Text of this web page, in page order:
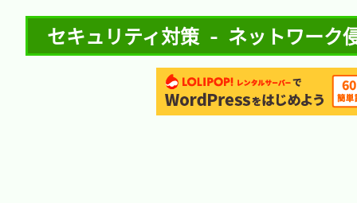
セキュリティ対策 - ネットワー